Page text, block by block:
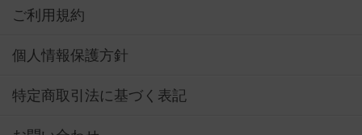
ご利用規約
個人情報保護方針
特定商取引法に基づく表記